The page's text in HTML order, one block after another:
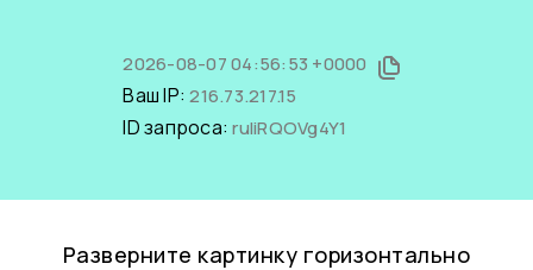
2026-08-07 04:56:53 +0000
Ваш IP:216.73.217.15
ID запроса:ruIiRQOVg4Y1
Разверните картинку горизонтально